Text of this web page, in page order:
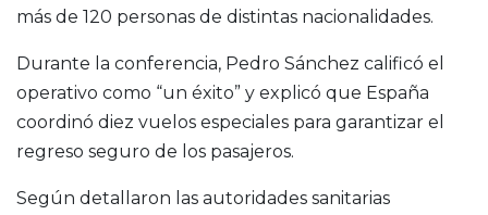
más de 120 personas de distintas nacionalidades.
Durante la conferencia, Pedro Sánchez calificó el
operativo como “un éxito” y explicó que España
coordinó diez vuelos especiales para garantizar el
regreso seguro de los pasajeros.
Según detallaron las autoridades sanitarias